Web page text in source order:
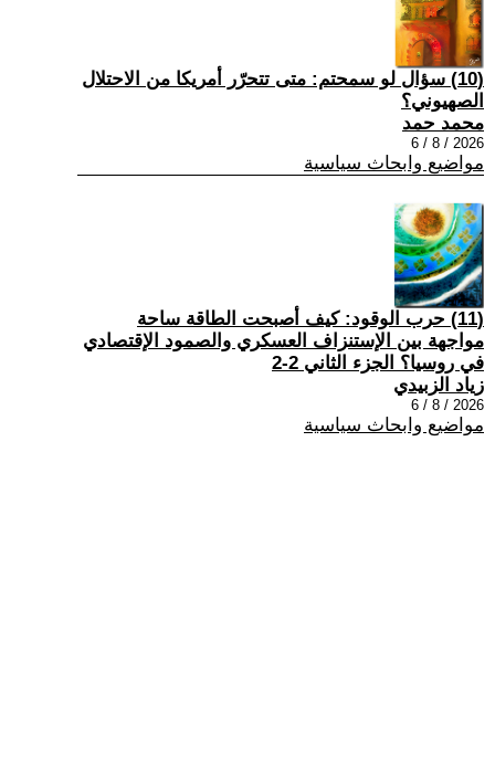
(10) سؤال لو سمحتم: متى تتحرّر أمريكا من الاحتلال
الصهيوني؟
محمد حمد
2026 / 8 / 6
مواضيع وابحاث سياسية
(11) حرب الوقود: كيف أصبحت الطاقة ساحة
مواجهة بين الإستنزاف العسكري والصمود الإقتصادي
في روسيا؟ الجزء الثاني 2-2
زياد الزبيدي
2026 / 8 / 6
مواضيع وابحاث سياسية